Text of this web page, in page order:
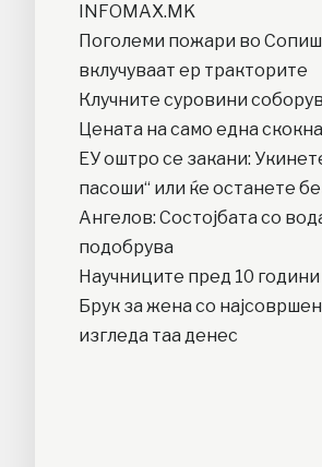
INFOMAX.MK
Поголеми пожари во
вклучуваат ер тракторите
Клучните суровини
Цената на само една
ЕУ оштро се закани:
пасоши“ или ќе останете
Ангелов: Состојбата со
подобрува
Научниците пред 10 години
Брук за жена со
изгледа таа денес